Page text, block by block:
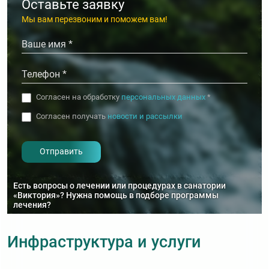
Инсульт
Инфаркт миокарда
Ишемическая болезнь сердца
Кардиомиопатия
Коксартроз
Колит
Ларингит
Миозит
Миома матки
Нарушения кровообращения
Невроз (неврастения)
Душ Шарко
Души лечебные
Иглоукалывание (рефлексотерапия, акупунктура)
Ингаляции (аэрозольная терапия)
Ингаляции водородные
Йога
Карбокситерапия (газолечение)
Климатотерапия
Колоноскопия
Криосауна
Есть вопросы о лечении или процедурах в санатории
«Виктория»? Нужна помощь в подборе программы
лечения?
Оставьте заявку
Мы вам перезвоним и поможем вам!
Согласен на обработку персональных данных *
Согласен получать новости и рассылки
Инфраструктура и услуги